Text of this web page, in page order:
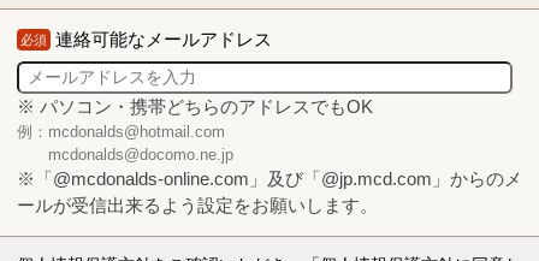
必須 連絡可能なメールアドレス
※ パソコン・携帯どちらのアドレスでもOK
例：mcdonalds@hotmail.com
mcdonalds@docomo.ne.jp
※「@mcdonalds-online.com」及び「@jp.mcd.com」からのメ
ールが受信出来るよう設定をお願いします。